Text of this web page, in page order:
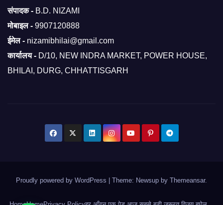
संपादक - B.D. NIZAMI
मोबाइल - 9907120888
ईमेल - nizamibhilai@gmail.com
कार्यालय - D/10, NEW INDRA MARKET, POWER HOUSE,
BHILAI, DURG, CHHATTISGARH
Proudly powered by WordPress Theme: Newsup by Themeansar.